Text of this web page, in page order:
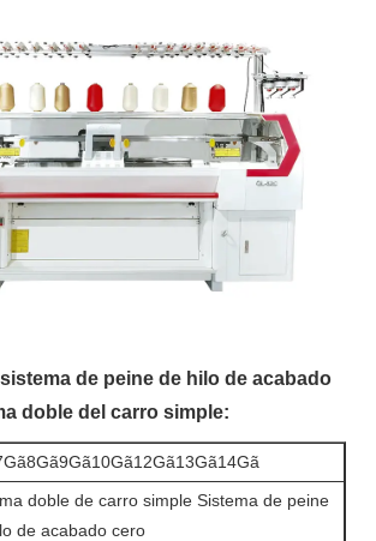
de peine de hilo de acabado
doble del carro simple:
doble de carro simple Sistema de peine
de acabado cero